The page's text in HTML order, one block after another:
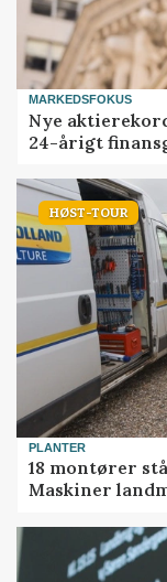
MARKEDSFOKUS
Nye
24-årigt
HØST-TOUR
PLANTER
18 montører
Maskiner